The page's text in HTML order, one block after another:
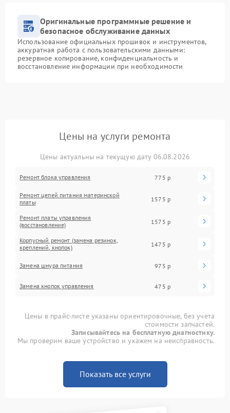
Оригинальные программные решение и
безопасное обслуживание данных
Использование официальных прошивок и инструментов,
аккуратная работа с пользовательскими данными:
резервное копирование, конфиденциальность и
восстановление информации при необходимости
Цены на услуги ремонта
Цены актуальны на текущую дату 06.08.2026
Ремонт блока управления 775 р
Ремонт цепей питания материнской
платы
1575 р
Ремонт платы управления
(восстановление)
1575 р
Корпусный ремонт (замена резинок,
креплений, кнопок)
1475 р
Замена шнура питания 975 р
Замена кнопок управления 475 р
Цены в прайс-листе указаны ориентировочные, без учета
стоимости запчастей.
Записывайтесь на бесплатную диагностику.
Мы проверим ваше устройство и укажем на неисправность.
Показать все услуги